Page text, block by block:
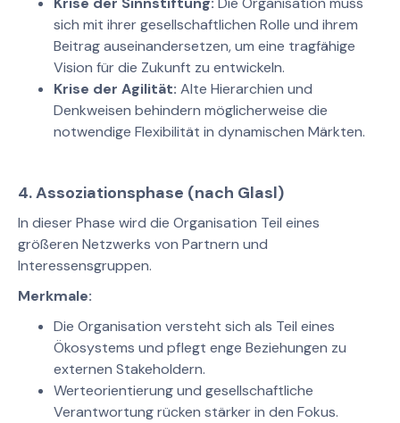
sich mit ihrer gesellschaftlichen Rolle und ihrem
Beitrag auseinandersetzen, um eine tragfähige
Vision für die Zukunft zu entwickeln.
Krise der Agilität: Alte Hierarchien und
Denkweisen behindern möglicherweise die
notwendige Flexibilität in dynamischen Märkten.
4.Assoziationsphase (nach Glasl)
In dieser Phase wird die Organisation Teil eines
größeren Netzwerks von Partnern und
Interessensgruppen.
Merkmale:
Die Organisation versteht sich als Teil eines
Ökosystems und pflegt enge Beziehungen zu
externen Stakeholdern.
Werteorientierung und gesellschaftliche
Verantwortung rücken stärker in den Fokus.